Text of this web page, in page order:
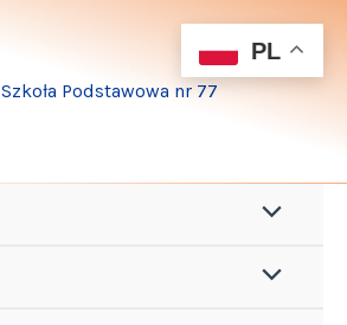
Szkoła Podstawowa nr 77
PL